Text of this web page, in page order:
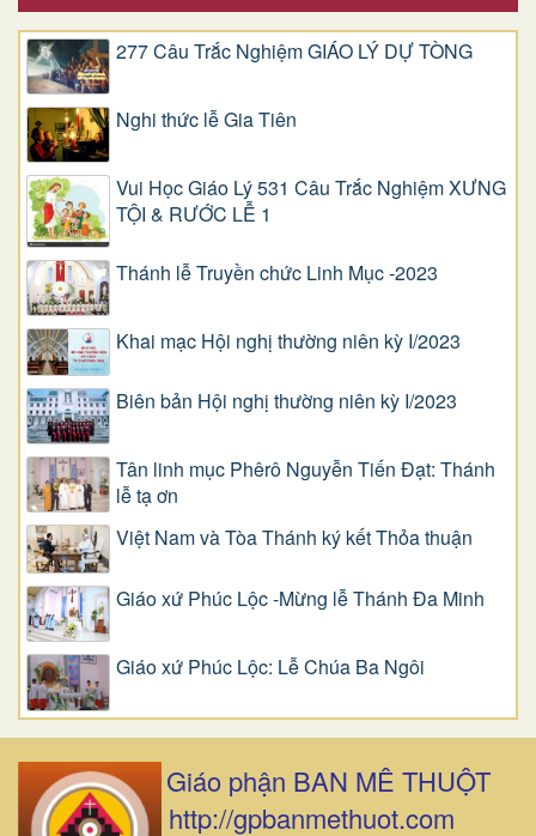
277 Câu Trắc Nghiệm GIÁO LÝ DỰ TÒNG
Nghi thức lễ Gia Tiên
Vui Học Giáo Lý 531 Câu Trắc Nghiệm XƯNG
TỘI & RƯỚC LỄ 1
Thánh lễ Truyền chức Linh Mục -2023
Khai mạc Hội nghị thường niên kỳ I/2023
Biên bản Hội nghị thường niên kỳ I/2023
Tân linh mục Phêrô Nguyễn Tiến Đạt: Thánh
lễ tạ ơn
Việt Nam và Tòa Thánh ký kết Thỏa thuận
Giáo xứ Phúc Lộc -Mừng lễ Thánh Đa Minh
Giáo xứ Phúc Lộc: Lễ Chúa Ba Ngôi
Giáo phận BAN MÊ THUỘT
http://gpbanmethuot.com